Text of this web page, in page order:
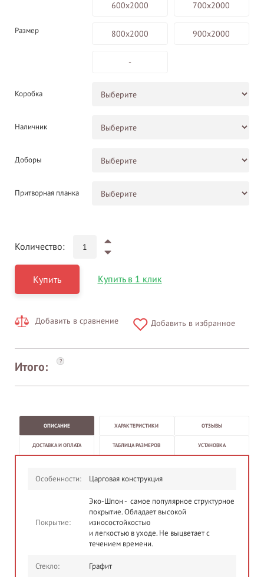
Размер
600х2000 700х2000
800х2000 900х2000
-
Коробка
Наличник
Доборы
Притворная планка
Количество:
Купить Купить в 1 клик
Добавить в сравнение Добавить в избранное
Итого: ?
ОПИСАНИЕ ХАРАКТЕРИСТИКИ ОТЗЫВЫ
ДОСТАВКА И ОПЛАТА ТАБЛИЦА РАЗМЕРОВ УСТАНОВКА
Особенности: Царговая конструкция
Покрытие:
Эко-Шпон - самое популярное структурное
покрытие. Обладает высокой
износостойкостью
и легкостью в уходе. Не выцветает с
течением времени.
Стекло: Графит